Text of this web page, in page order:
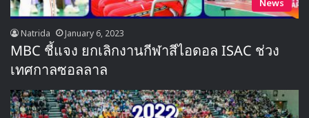
Natrida January 6, 2023
MBC ชี้แจง ยกเลิกงานกีฬาสีไอดอล ISAC ช่วง
เทศกาลซอลลาล